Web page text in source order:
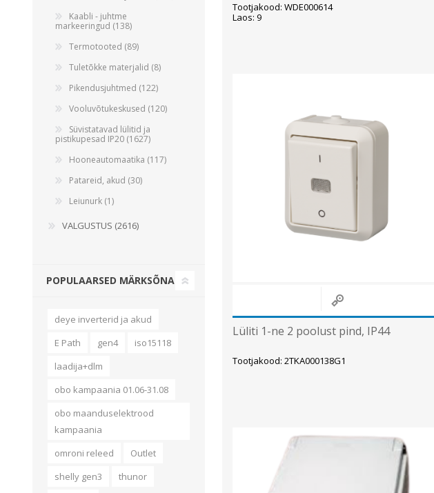
Tootjakood: WDE000614
Laos: 9
Lüliti 1-ne 2 poolust pind, IP44
Tootjakood: 2TKA000138G1
Kaabli - juhtme
markeeringud (138)
Termotooted (89)
Tuletõkke materjalid (8)
Pikendusjuhtmed (122)
Vooluvõtukeskused (120)
Süvistatavad lülitid ja
pistikupesad IP20 (1627)
Hooneautomaatika (117)
Patareid, akud (30)
Leiunurk (1)
VALGUSTUS (2616)
POPULAARSED MÄRKSÕNAD
deye inverterid ja akud
E Path
gen4
iso15118
laadija+dlm
obo kampaania 01.06-31.08
obo maanduselektrood
kampaania
omroni releed
Outlet
shelly gen3
thunor